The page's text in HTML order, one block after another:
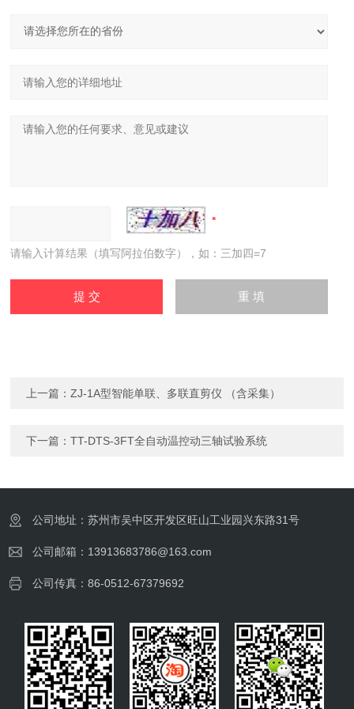
请输入计算结果（填写阿拉伯数字），如：三加四=7
上一篇：ZJ-1A型智能单联、多联直剪仪 （含采集）
下一篇：TT-DTS-3FT全自动温控动三轴试验系统
公司地址：苏州市吴中区开发区旺山工业园兴东路31号
公司邮箱：13913683786@163.com
公司传真：86-0512-67379692